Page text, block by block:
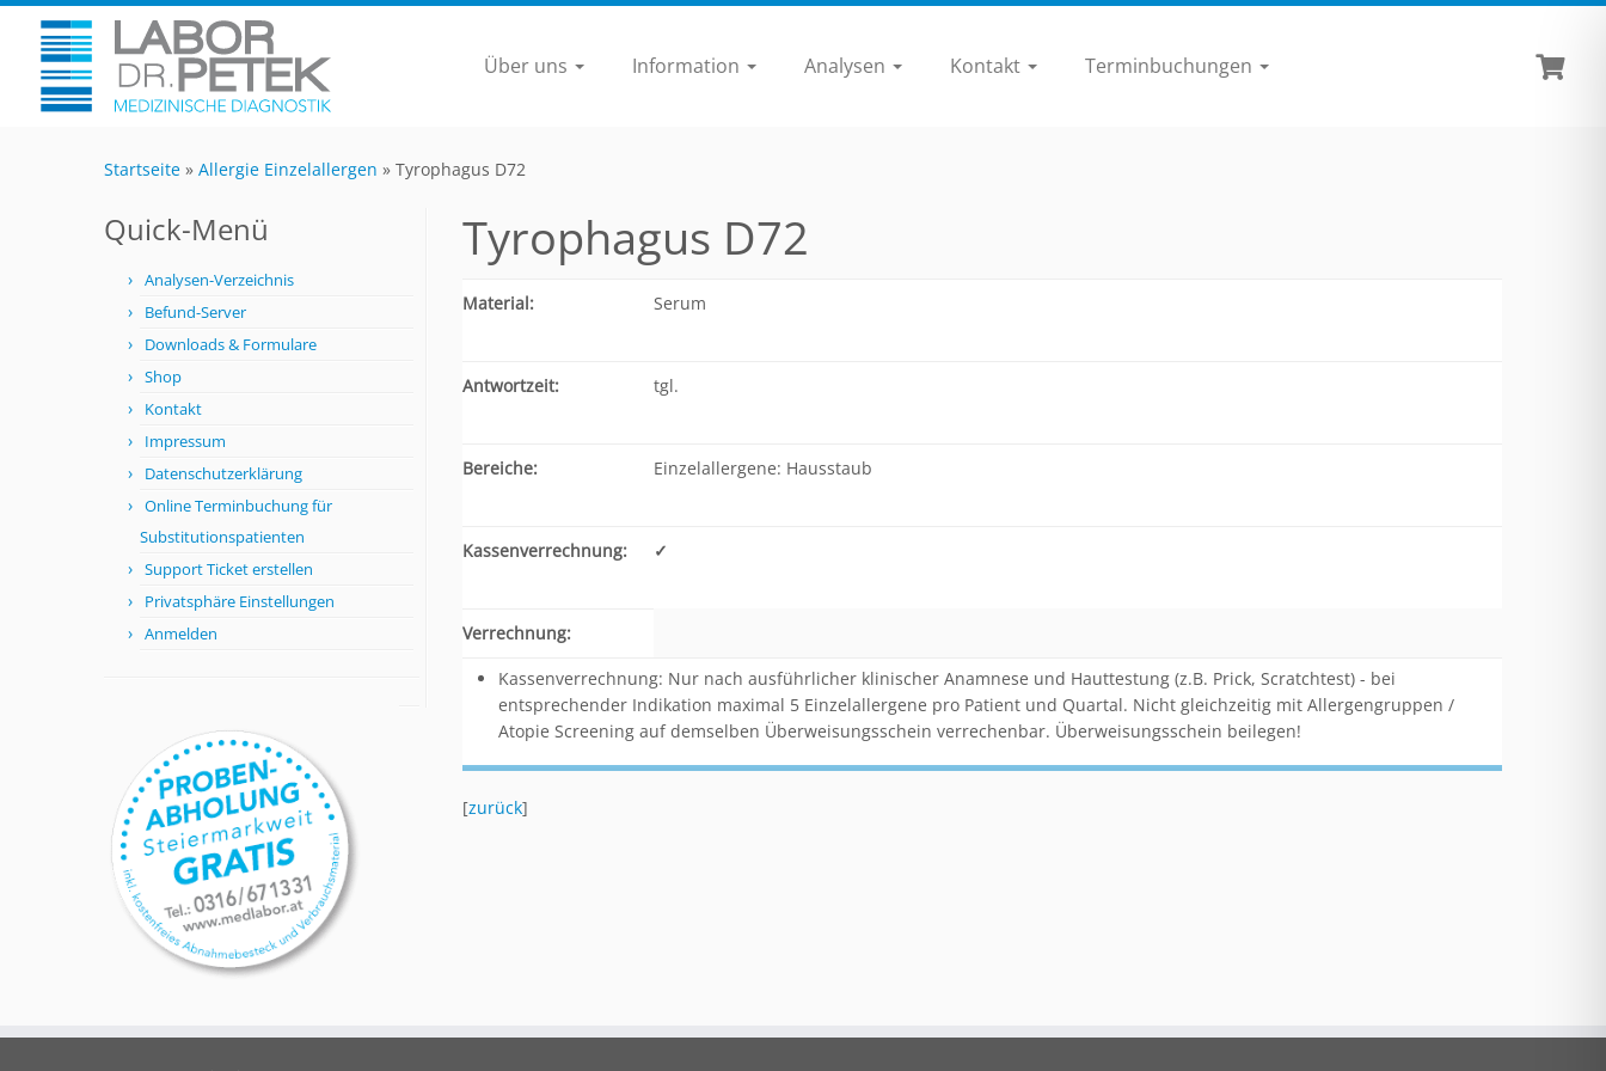
Über uns Information Analysen Kontakt Terminbuchungen
Startseite » Allergie Einzelallergen » Tyrophagus D72
Quick-Menü
Analysen-Verzeichnis
Befund-Server
Downloads & Formulare
Shop
Kontakt
Impressum
Datenschutzerklärung
Online Terminbuchung für
Substitutionspatienten
Support Ticket erstellen
Privatsphäre Einstellungen
Anmelden
Tyrophagus D72
Material: Serum
Antwortzeit: tgl.
Bereiche: Einzelallergene: Hausstaub
Kassenverrechnung: ✓
Verrechnung:
Kassenverrechnung: Nur nach ausführlicher klinischer Anamnese und Hauttestung (z.B. Prick, Scratchtest) - bei
entsprechender Indikation maximal 5 Einzelallergene pro Patient und Quartal. Nicht gleichzeitig mit Allergengruppen /
Atopie Screening auf demselben Überweisungsschein verrechenbar. Überweisungsschein beilegen!
[zurück]